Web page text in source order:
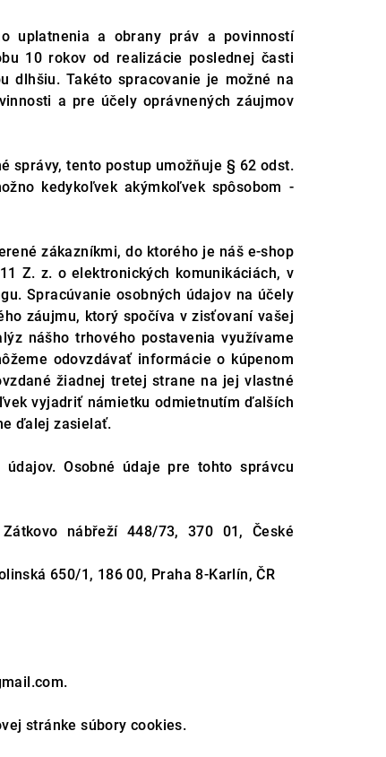
uplatnenia a obrany práv a povinností
10 rokov od realizácie poslednej časti
dlhšiu. Takéto spracovanie je možné na
a pre účely oprávnených záujmov
správy, tento postup umožňuje § 62 odst.
kedykoľvek akýmkoľvek spôsobom -
zákazníkmi, do ktorého je náš e-shop
Z. z. o elektronických komunikáciách, v
Spracúvanie osobných údajov na účely
záujmu, ktorý spočíva v zisťovaní vašej
nášho trhového postavenia využívame
odovzdávať informácie o kúpenom
žiadnej tretej strane na jej vlastné
vyjadriť námietku odmietnutím ďalších
ďalej zasielať.
údajov. Osobné údaje pre tohto správcu
nábřeží 448/73, 370 01, České
650/1, 186 00, Praha 8-Karlín, ČR
stránke súbory cookies.